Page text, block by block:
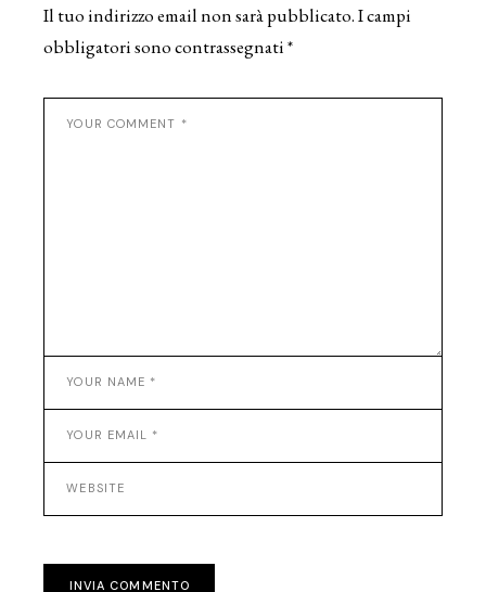
Il tuo indirizzo email non sarà pubblicato.I campi
obbligatori sono contrassegnati*
INVIA COMMENTO